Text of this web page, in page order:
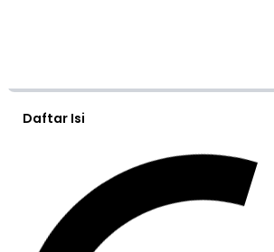
Daftar Isi